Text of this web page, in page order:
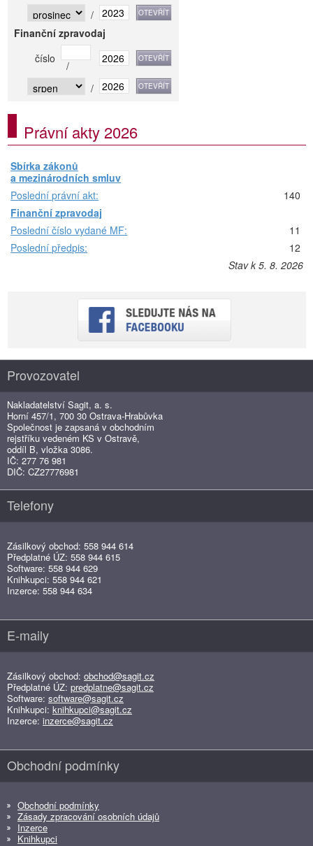
/
Finanční zpravodaj
číslo
/
/
Právní akty 2026
Sbírka zákonů
a mezinárodních smluv
Poslední právní akt:
140
Finanční zpravodaj
Poslední číslo vydané MF:
11
Poslední předpis:
12
Stav k 5. 8. 2026
Provozovatel
Nakladatelství Sagit, a. s.
Horní 457/1, 700 30 Ostrava-Hrabůvka
Společnost je zapsaná v obchodním
rejstříku vedeném KS v Ostravě,
oddíl B, vložka 3086.
IČ: 277 76 981
DIČ: CZ27776981
Telefony
Zásilkový obchod: 558 944 614
Předplatné ÚZ: 558 944 615
Software: 558 944 629
Knihkupci: 558 944 621
Inzerce: 558 944 634
E-maily
Zásilkový obchod: obchod@sagit.cz
Předplatné ÚZ: predplatne@sagit.cz
Software: software@sagit.cz
Knihkupci: knihkupci@sagit.cz
Inzerce: inzerce@sagit.cz
Obchodní podmínky
Obchodní podmínky
Zásady zpracování osobních údajů
Inzerce
Knihkupci